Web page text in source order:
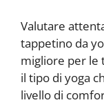
Valutare
tappetino da
migliore per le
il tipo di yoga
livello di